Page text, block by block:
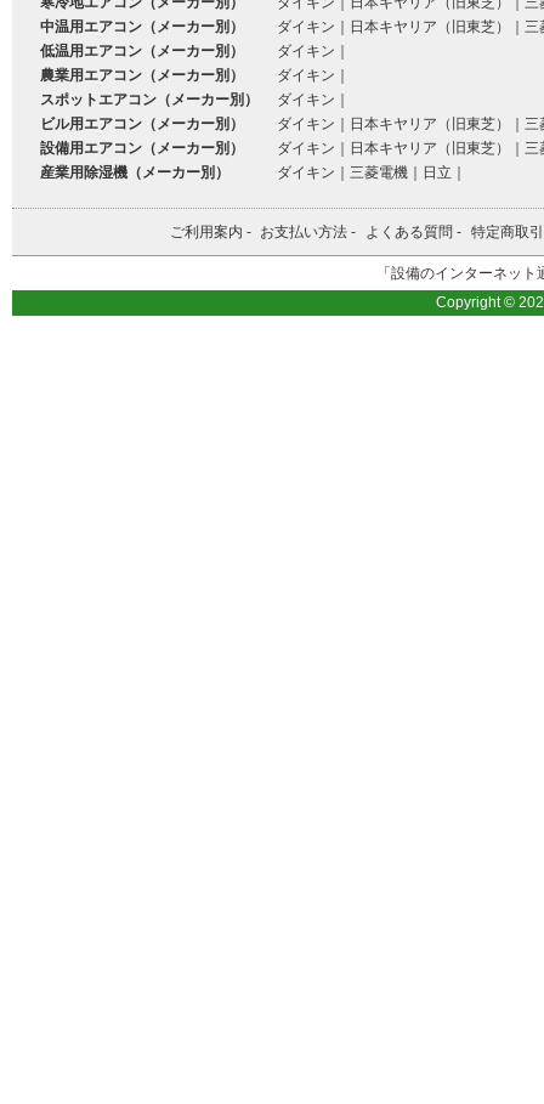
中温用エアコン（メーカー別）
ダイキン 日本キヤリア（旧東芝）
三
低温用エアコン（メーカー別）
ダイキン
農業用エアコン（メーカー別）
ダイキン
スポットエアコン（メーカー別）
ダイキン
ビル用エアコン（メーカー別）
ダイキン 日本キヤリア（旧東芝）
三
設備用エアコン（メーカー別）
ダイキン 日本キヤリア（旧東芝）
三
産業用除湿機（メーカー別）
ダイキン 三菱電機 日立
ご利用案内 - お支払い方法 - よくある質問 - 特定商取引
「設備のインターネッ
Copyright ©